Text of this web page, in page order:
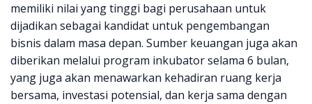
memiliki nilai yang tinggi bagi perusahaan untuk
dijadikan sebagai kandidat untuk pengembangan
bisnis dalam masa depan. Sumber keuangan juga akan
diberikan melalui program inkubator selama 6 bulan,
yang juga akan menawarkan kehadiran ruang kerja
bersama, investasi potensial, dan kerja sama dengan